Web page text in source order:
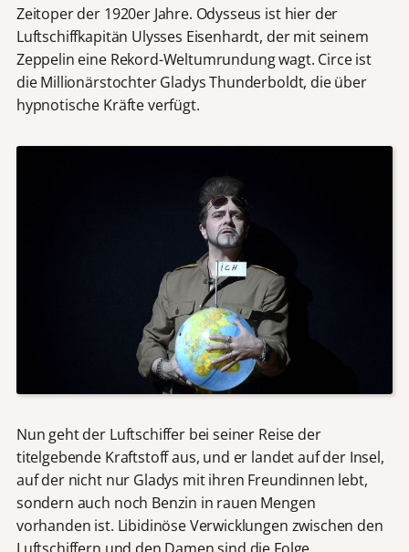
Zeitoper der 1920er Jahre. Odysseus ist hier der
Luftschiffkapitän Ulysses Eisenhardt, der mit seinem
Zeppelin eine Rekord-Weltumrundung wagt. Circe ist
die Millionärstochter Gladys Thunderboldt, die über
hypnotische Kräfte verfügt.
Nun geht der Luftschiffer bei seiner Reise der
titelgebende Kraftstoff aus, und er landet auf der Insel,
auf der nicht nur Gladys mit ihren Freundinnen lebt,
sondern auch noch Benzin in rauen Mengen
vorhanden ist. Libidinöse Verwicklungen zwischen den
Luftschiffern und den Damen sind die Folge.